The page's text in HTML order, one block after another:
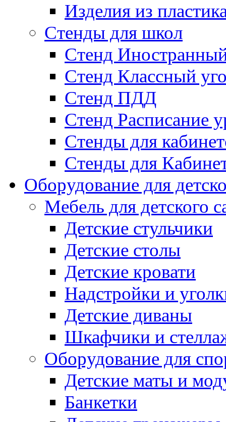
Изделия из
Стенды для школ
Стенд
Стенд Классный
Стенд ПДД
Стенд Расписание
Стенды для
Стенды для
Оборудование для
Мебель для детского
Детские стульчики
Детские столы
Детские кровати
Надстройки и
Детские диваны
Шкафчики и
Оборудование для
Детские маты и
Банкетки